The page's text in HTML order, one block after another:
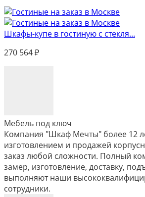
Шкафы-купе в гостиную с стекля...
270 564₽
Мебель под ключ
Компания "Шкаф Мечты" более 12
изготовлением и продажей
заказ любой сложности. Полный
замер, изготовление, доставку,
выполняют наши
сотрудники.